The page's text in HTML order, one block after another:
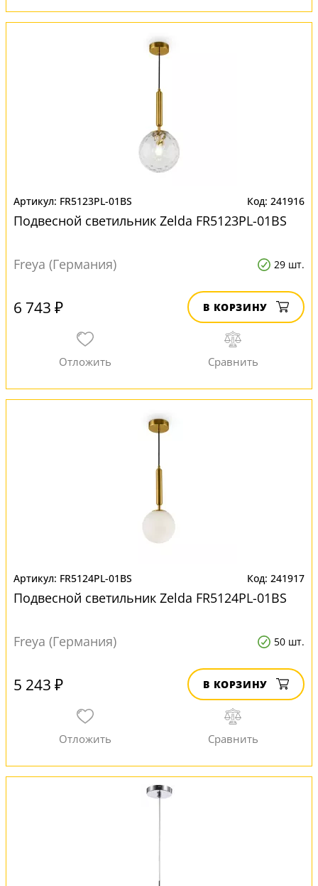
FR5123PL-01BS 241916
Подвесной светильник Zelda FR5123PL-01BS
Freya (Германия) 29 шт.
6 743 ₽ В КОРЗИНУ
FR5124PL-01BS 241917
Подвесной светильник Zelda FR5124PL-01BS
Freya (Германия) 50 шт.
5 243 ₽ В КОРЗИНУ